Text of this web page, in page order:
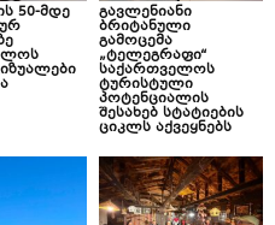
50-მდე გავლენიანი
ბრიტანული
გამოცემა
„ტელეგრაფი“
საქართველოს
ტურისტული
პოტენციალის
შესახებ სტატიების
ციკლს აქვეყნებს